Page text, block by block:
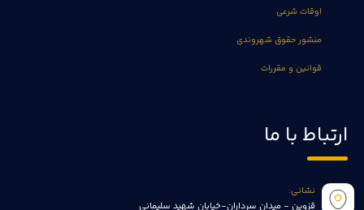
اوقات شرعی
منشور حقوق شهروندی
قوانین و مقررات
ارتباط با ما
نشانی:
قزوین - میدان سرداران-خیابان شهید سلیمانی